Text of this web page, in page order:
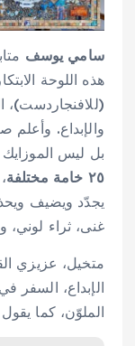
سامي يوسف
هذه اللوحة
(للافنجاردست)،
والإبداع. وأعلم
بل ليس
٢٥ خامة مختلفة
،
يجدّد ويضيف
غنى، ثراء لوني،
متخيل، عزيزي
الإبداع، السفر
الملوّن، كما